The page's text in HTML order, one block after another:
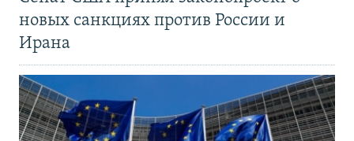
новых санкциях против России и
Ирана